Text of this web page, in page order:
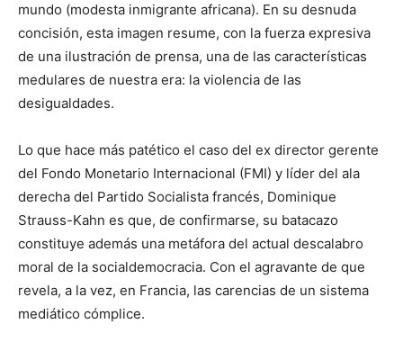
mundo (modesta inmigrante africana). En su desnuda
concisión, esta imagen resume, con la fuerza expresiva
de una ilustración de prensa, una de las características
medulares de nuestra era: la violencia de las
desigualdades.
Lo que hace más patético el caso del ex director gerente
del Fondo Monetario Internacional (FMI) y líder del ala
derecha del Partido Socialista francés, Dominique
Strauss-Kahn es que, de confirmarse, su batacazo
constituye además una metáfora del actual descalabro
moral de la socialdemocracia. Con el agravante de que
revela, a la vez, en Francia, las carencias de un sistema
mediático cómplice.